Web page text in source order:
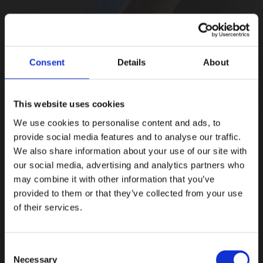
Consent Details About
This website uses cookies
We use cookies to personalise content and ads, to
provide social media features and to analyse our traffic.
We also share information about your use of our site with
our social media, advertising and analytics partners who
may combine it with other information that you’ve
provided to them or that they’ve collected from your use
of their services.
Necessary